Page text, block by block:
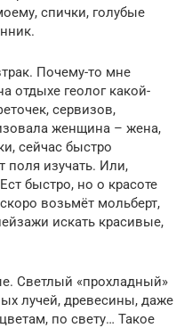
спички, голубые
Почему-то мне
отдыхе геолог какой-
сервизов,
женщина – жена,
сейчас быстро
поля изучать. Или,
быстро, но о красоте
возьмёт мольберт,
искать красивые,
Светлый «прохладный»
лучей, древесины, даже
по свету… Такое